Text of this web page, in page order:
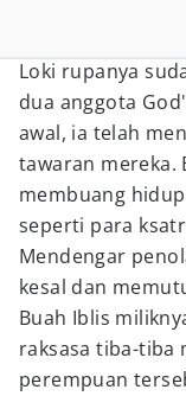
Loki rupanya
dua anggota
awal, ia telah
tawaran mereka.
membuang
seperti para
Mendengar
kesal dan
Buah Iblis
raksasa tiba-tiba
perempuan